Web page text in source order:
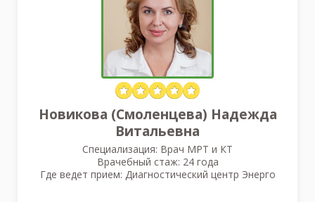
Новикова (Смоленцева) Надежда
Витальевна
Специализация: Врач МРТ и КТ
Врачебный стаж: 24 года
Где ведет прием: Диагностический центр Энерго